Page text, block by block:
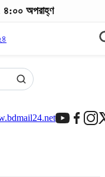
৪:০০ অপরাহ্ণ